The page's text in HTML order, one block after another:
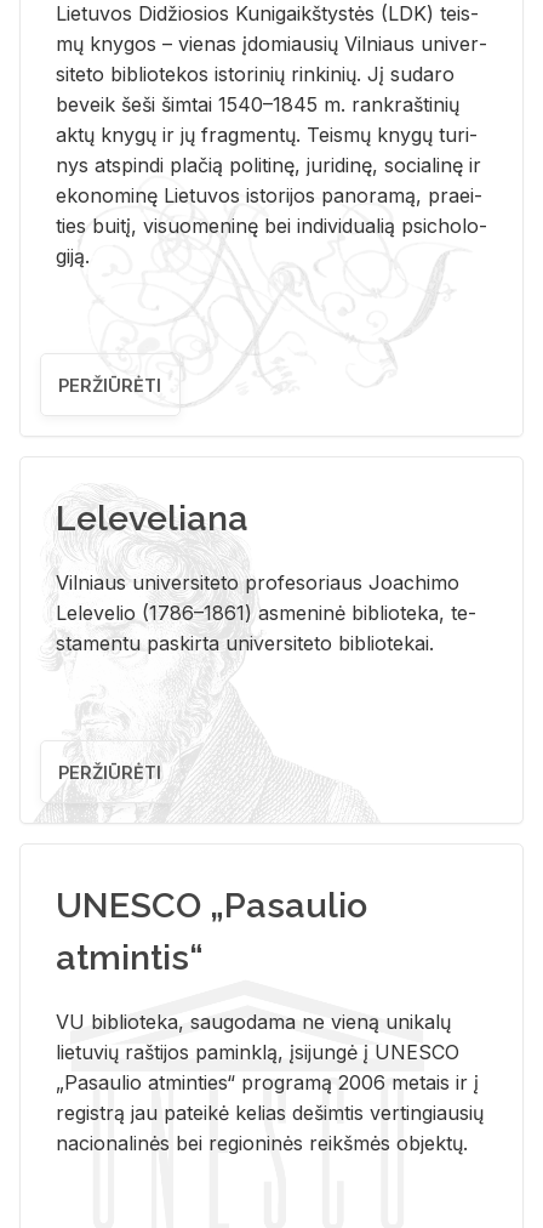
Lie­tu­vos Di­džio­sios Ku­ni­gaikš­tys­tės (LDK) teis­
mų kny­gos – vie­nas įdo­miau­sių Vil­niaus uni­ver­
si­te­to bi­b­lio­te­kos is­to­ri­nių rin­ki­nių. Jį su­da­ro
be­veik šeši šim­tai 1540–1845 m. rank­raš­ti­nių
aktų kny­gų ir jų frag­men­tų. Teis­mų kny­gų tu­ri­
nys at­spin­di pla­čią po­li­ti­nę, ju­ri­di­nę, so­cia­li­nę ir
eko­no­mi­nę Lie­tu­vos is­to­ri­jos pa­no­ra­mą, pra­ei­
ties bui­tį, vi­suo­me­ni­nę bei in­di­vi­dua­lią psi­cho­lo­
gi­ją.
PERŽIŪRĖTI
Leleveliana
Vil­niaus uni­ver­si­te­to pro­fe­so­riaus Jo­a­chi­mo
Le­le­ve­lio (1786–1861) as­me­ni­nė bi­b­lio­te­ka, te­
sta­men­tu pa­skir­ta uni­ver­si­te­to bi­b­lio­te­kai.
PERŽIŪRĖTI
UNESCO „Pasaulio
atmintis“
VU biblioteka, saugodama ne vieną unikalų
lietuvių raštijos paminklą, įsijungė į UNESCO
„Pasaulio atminties“ programą 2006 metais ir į
registrą jau pateikė kelias dešimtis vertingiausių
nacionalinės bei regioninės reikšmės objektų.